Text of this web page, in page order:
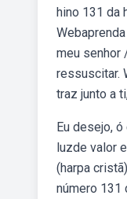
hino 131 da
meu senhor
ressuscitar.
traz junto a
Eu desejo,
luzde valor
(harpa
número 131